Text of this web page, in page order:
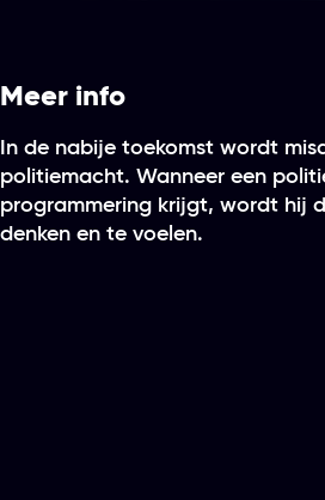
Meer info
In de nabije toekomst wordt
politiemacht. Wanneer een
programmering krijgt, wordt hij
denken en te voelen.